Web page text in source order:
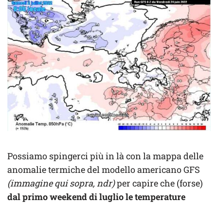
Possiamo spingerci più in là con la mappa delle
anomalie termiche del modello americano GFS
(immagine qui sopra, ndr)per capire che (forse)
dal primo weekend di luglio le temperature